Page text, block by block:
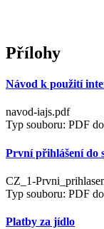
Přílohy
Návod k použití
navod-iajs.pdf
Typ souboru: PDF
První přihlášení do
CZ_1-
Typ souboru: PDF
Platby za jídlo